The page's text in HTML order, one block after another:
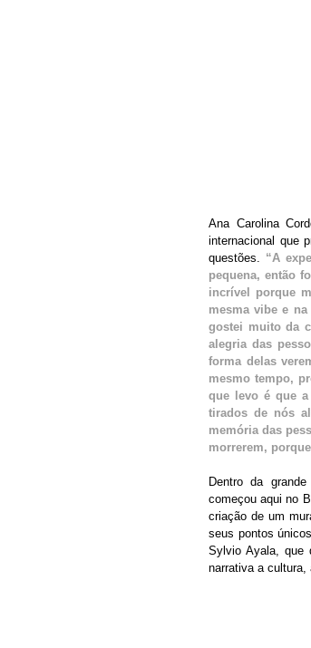
Ana Carolina
internacional que
questões. “A
pequena, então
incrível porque
mesma vibe e
gostei muito da
alegria das
forma delas
mesmo tempo,
que levo é que
tirados de nós
memória das
morrerem,
Dentro da
começou aqui no
criação de um
seus pontos
Sylvio Ayala, que
narrativa a cultura,